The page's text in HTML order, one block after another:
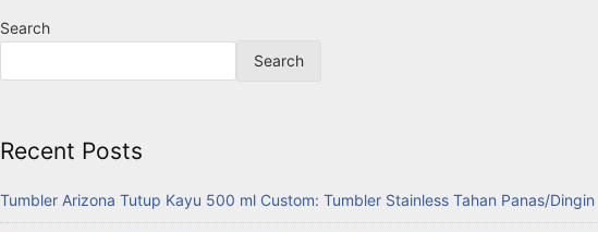
Search
Search
Recent Posts
Tumbler Arizona Tutup Kayu 500 ml Custom: Tumbler Stainless Tahan Panas/